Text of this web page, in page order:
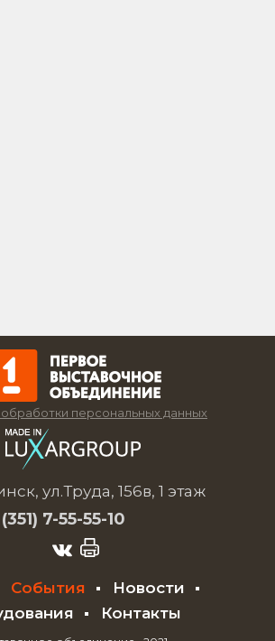
персональных данных
ул.Труда, 156в, 1 этаж
7-55-55-10
События
Новости
Контакты